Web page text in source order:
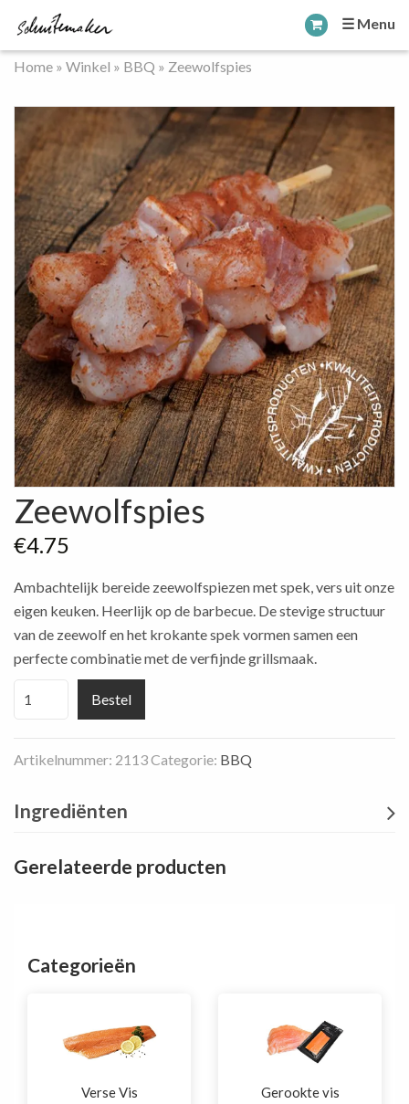
☰ Menu
Home » Winkel » BBQ » Zeewolfspies
Zeewolfspies
€4.75
Ambachtelijk bereide zeewolfspiezen met spek, vers uit onze
eigen keuken. Heerlijk op de barbecue. De stevige structuur
van de zeewolf en het krokante spek vormen samen een
perfecte combinatie met de verfijnde grillsmaak.
Bestel
Artikelnummer: 2113Categorie: BBQ
Ingrediënten
Gerelateerde producten
Categorieën
Verse Vis Gerookte vis